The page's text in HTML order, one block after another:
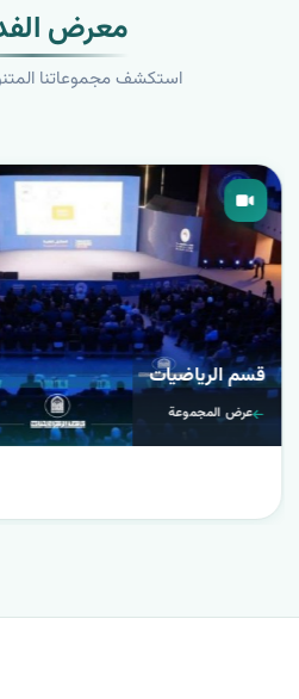
معرض
استكشف مجموعاتنا
قسم الرياضيات
عرض المجموعة